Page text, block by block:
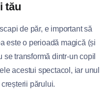
tău
de păr, e important să
este o perioadă magică (și
transformă dintr-un copil
acestui spectacol, iar unul
părului.